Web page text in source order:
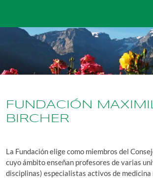
FUNDACIÓN
BIRCHER
La Fundación elige como miembros del
cuyo ámbito enseñan profesores de varias
disciplinas) especialistas activos de